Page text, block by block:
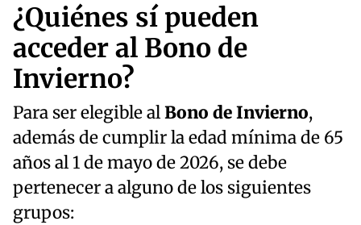
¿Quiénes sí pueden
acceder al Bono de
Invierno?
Para ser elegible alBono de Invierno,
además de cumplir la edad mínima de 65
años al 1 de mayo de 2026, se debe
pertenecer a alguno de los siguientes
grupos: